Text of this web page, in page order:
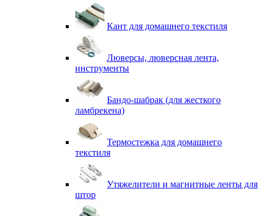
Кант для домашнего текстиля
Люверсы, люверсная лента,
инструменты
Бандо-шабрак (для жесткого
ламбрекена)
Термостежка для домашнего
текстиля
Утяжелители и магнитные ленты для
штор